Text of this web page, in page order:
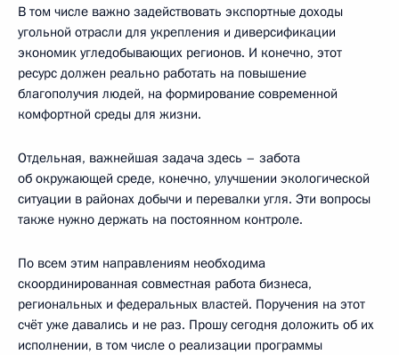
В том числе важно задействовать экспортные доходы
угольной отрасли для укрепления и диверсификации
экономик угледобывающих регионов. И конечно, этот
ресурс должен реально работать на повышение
благополучия людей, на формирование современной
комфортной среды для жизни.
Отдельная, важнейшая задача здесь – забота
об окружающей среде, конечно, улучшении экологической
ситуации в районах добычи и перевалки угля. Эти вопросы
также нужно держать на постоянном контроле.
По всем этим направлениям необходима
скоординированная совместная работа бизнеса,
региональных и федеральных властей. Поручения на этот
счёт уже давались и не раз. Прошу сегодня доложить об их
исполнении, в том числе о реализации программы